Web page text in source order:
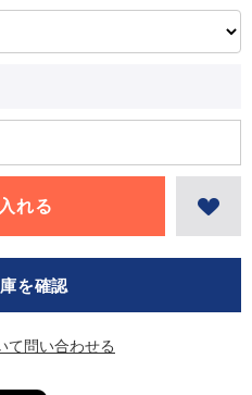
を確認
て問い合わせる